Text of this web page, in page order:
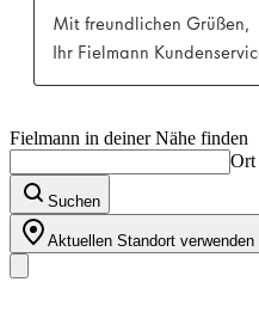
Fielmann in deiner Nähe finden
Ort
Suchen
Aktuellen Standort verwenden